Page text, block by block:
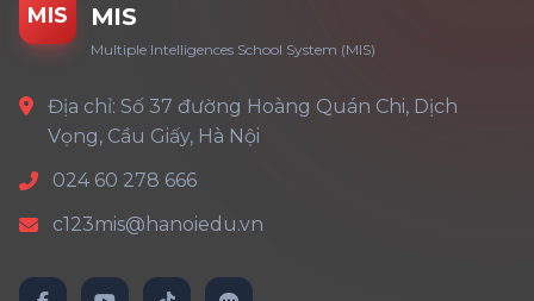
MIS
MIS
Multiple Intelligences School System (MIS)
Địa chỉ: Số 37 đường Hoàng Quán Chi, Dịch
Vọng, Cầu Giấy, Hà Nội
024 60 278 666
c123mis@hanoiedu.vn